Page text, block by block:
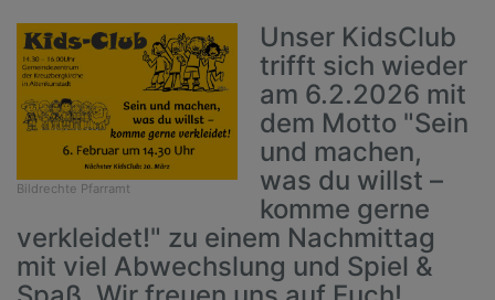
Bildrechte Pfarramt
Unser KidsClub
trifft sich wieder
am 6.2.2026 mit
dem Motto "Sein
und machen,
was du willst –
komme gerne
verkleidet!" zu einem Nachmittag
mit viel Abwechslung und Spiel &